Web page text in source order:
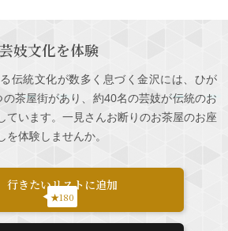
妓文化を体験
伝統文化が数多く息づく金沢には、ひが
茶屋街があり、約40名の芸妓が伝統のお
ています。一見さんお断りのお茶屋のお座
体験しませんか。
行きたいリストに追加
★180